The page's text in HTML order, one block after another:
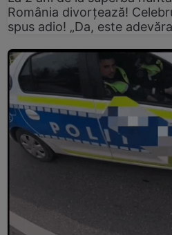
România divorțează!
spus adio! „Da, este